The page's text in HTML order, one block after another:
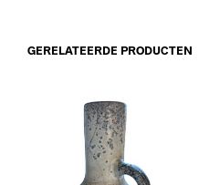
GERELATEERDE PRODUCTEN